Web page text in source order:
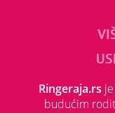
Ringeraja.rs
budućim